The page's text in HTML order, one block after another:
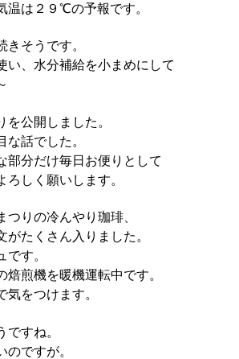
温は２９℃の予報です。
きそうです。
い、水分補給を小まめにして
を公開しました。
な話でした。
部分だけ毎日お便りとして
しく願いします。
つりの冷んやり珈琲、
がたくさん入りました。
です。
焙煎機を暖機運転中です。
気をつけます。
ですね。
のですが。